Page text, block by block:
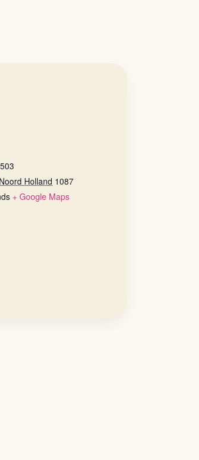
Noord Holland 1087
+ Google Maps